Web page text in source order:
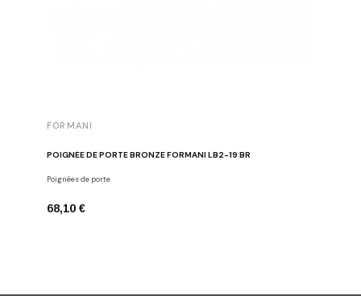
FORMANI
POIGNÉE DE PORTE BRONZE FORMANI LB2-19 BR
Poignées de porte
68,10 €